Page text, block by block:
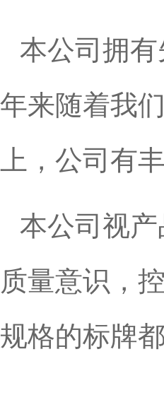
本公司拥
年来随着我
上，公司有
本公司视
质量意识，
规格的标牌